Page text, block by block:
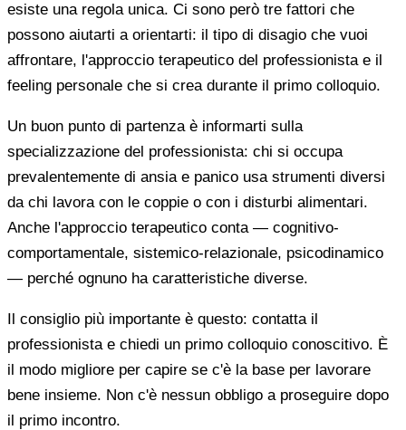
esiste una regola unica. Ci sono però tre fattori che
possono aiutarti a orientarti: il tipo di disagio che vuoi
affrontare, l'approccio terapeutico del professionista e il
feeling personale che si crea durante il primo colloquio.
Un buon punto di partenza è informarti sulla
specializzazione del professionista: chi si occupa
prevalentemente di ansia e panico usa strumenti diversi
da chi lavora con le coppie o con i disturbi alimentari.
Anche l'approccio terapeutico conta — cognitivo-
comportamentale, sistemico-relazionale, psicodinamico
— perché ognuno ha caratteristiche diverse.
Il consiglio più importante è questo: contatta il
professionista e chiedi un primo colloquio conoscitivo. È
il modo migliore per capire se c'è la base per lavorare
bene insieme. Non c'è nessun obbligo a proseguire dopo
il primo incontro.